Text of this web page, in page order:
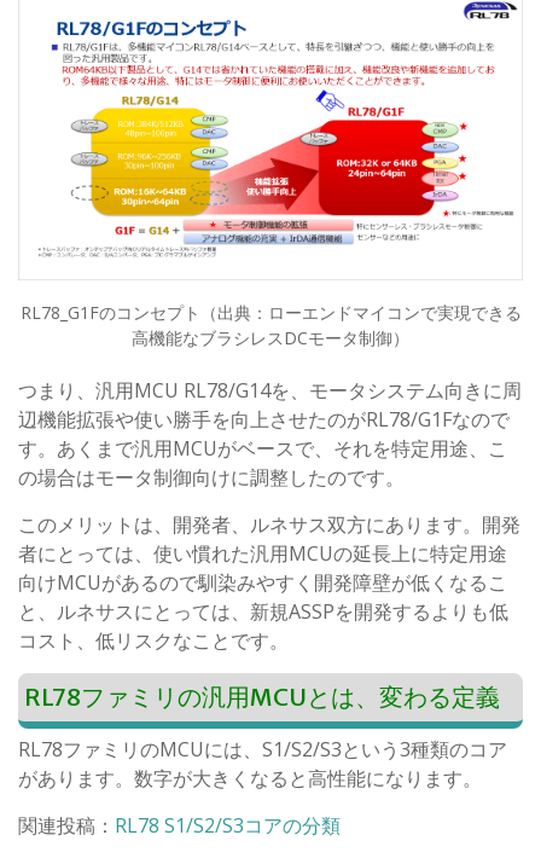
RL78_G1Fのコンセプト（出典：ローエンドマイコンで実現できる
高機能なブラシレスDCモータ制御）
つまり、汎用MCU RL78/G14を、モータシステム向きに周
辺機能拡張や使い勝手を向上させたのがRL78/G1Fなので
す。あくまで汎用MCUがベースで、それを特定用途、こ
の場合はモータ制御向けに調整したのです。
このメリットは、開発者、ルネサス双方にあります。開発
者にとっては、使い慣れた汎用MCUの延長上に特定用途
向けMCUがあるので馴染みやすく開発障壁が低くなるこ
と、ルネサスにとっては、新規ASSPを開発するよりも低
コスト、低リスクなことです。
RL78ファミリの汎用MCUとは、変わる定義
RL78ファミリのMCUには、S1/S2/S3という3種類のコア
があります。数字が大きくなると高性能になります。
関連投稿： RL78 S1/S2/S3コアの分類